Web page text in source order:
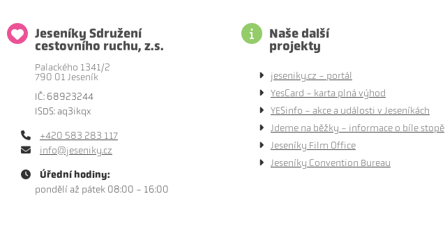
Jeseníky Sdružení
cestovního ruchu, z.s.
Palackého 1341/2
790 01 Jeseník
IČ: 68923244
ISDS: aq3ikqx
+420 583 283 117
info@jeseniky.cz
Úřední hodiny:
pondělí až pátek 08:00 - 16:00
Naše další
projekty
jeseniky.cz - portál
YesCard - karta plná výhod
YESinfo - akce a události v Jeseníkách
Jdeme na běžky - informace o bíle stopě
Jeseníky Film Office
Jeseníky Convention Bureau